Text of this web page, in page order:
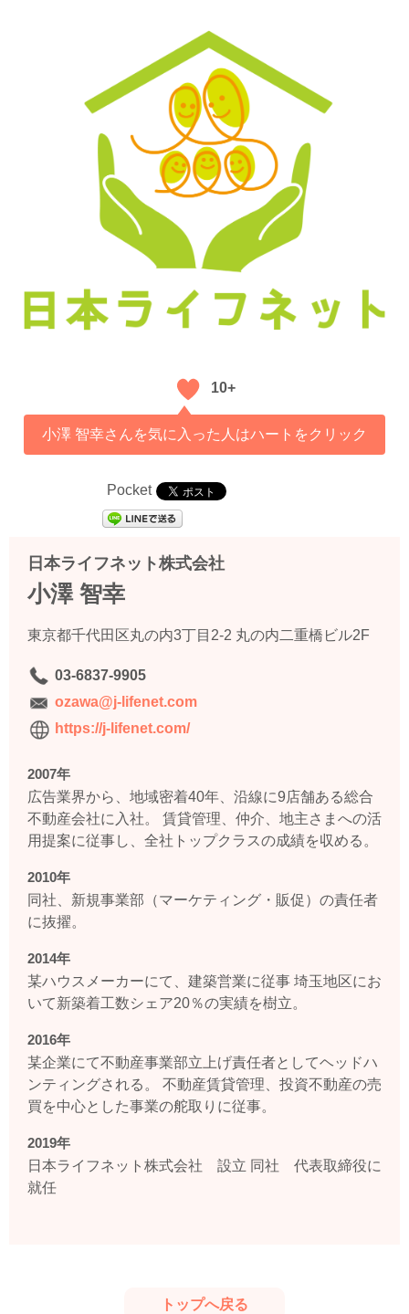
10+
小澤 智幸さんを気に入った人はハートをクリック
Pocket
日本ライフネット株式会社
小澤 智幸
東京都千代田区丸の内3丁目2-2 丸の内二重橋ビル2F
03-6837-9905
ozawa@j-lifenet.com
https://j-lifenet.com/
2007年
広告業界から、地域密着40年、沿線に9店舗ある総合
不動産会社に入社。 賃貸管理、仲介、地主さまへの活
用提案に従事し、全社トップクラスの成績を収める。
2010年
同社、新規事業部（マーケティング・販促）の責任者
に抜擢。
2014年
某ハウスメーカーにて、建築営業に従事 埼玉地区にお
いて新築着工数シェア20％の実績を樹立。
2016年
某企業にて不動産事業部立上げ責任者としてヘッドハ
ンティングされる。 不動産賃貸管理、投資不動産の売
買を中心とした事業の舵取りに従事。
2019年
日本ライフネット株式会社 設立 同社 代表取締役に
就任
トップへ戻る